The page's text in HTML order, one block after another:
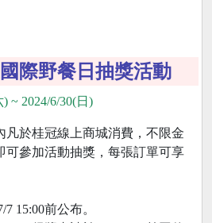
際野餐日抽獎活動
~ 2024/6/30(日)
凡於桂冠線上商城消費，不限金
可參加活動抽獎，每張訂單可享
15:00前公布。